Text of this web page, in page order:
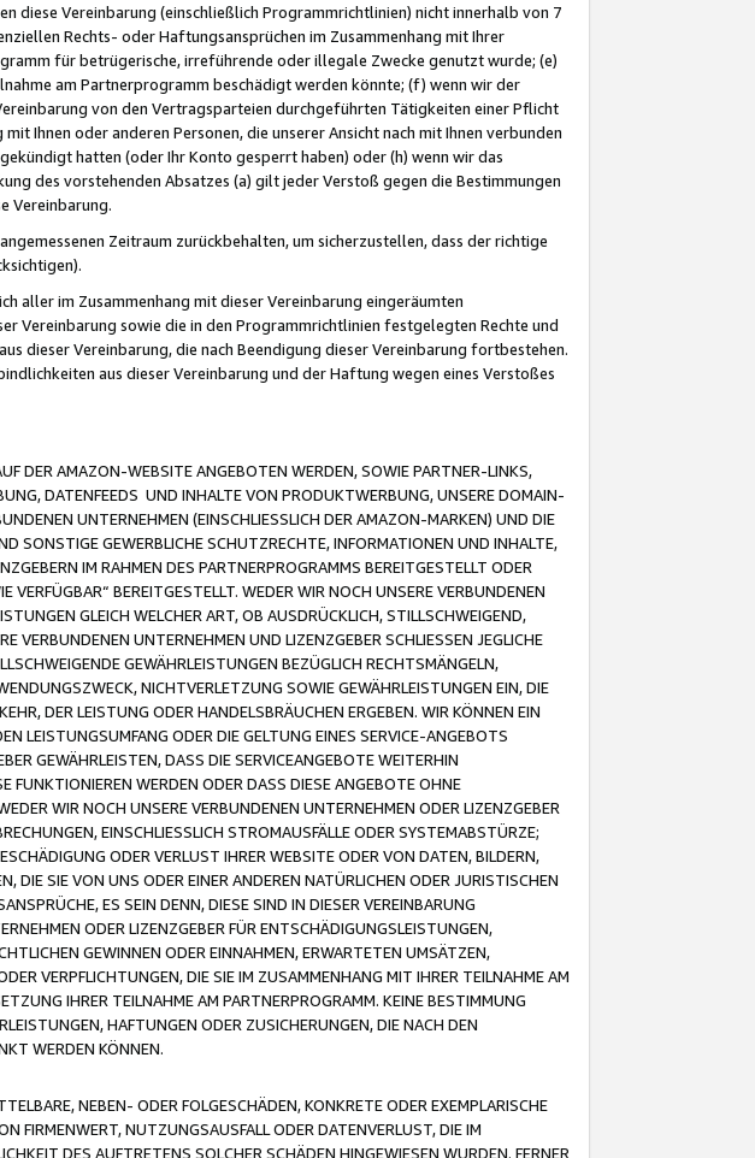
diese Vereinbarung (einschließlich Programmrichtlinien) nicht innerhalb von 7
Rechts- oder Haftungsansprüchen im Zusammenhang mit Ihrer
für betrügerische, irreführende oder illegale Zwecke genutzt wurde; (e)
am Partnerprogramm beschädigt werden könnte; (f) wenn wir der
von den Vertragsparteien durchgeführten Tätigkeiten einer Pflicht
Ihnen oder anderen Personen, die unserer Ansicht nach mit Ihnen verbunden
hatten (oder Ihr Konto gesperrt haben) oder (h) wenn wir das
des vorstehenden Absatzes (a) gilt jeder Verstoß gegen die Bestimmungen
Vereinbarung.
Zeitraum zurückbehalten, um sicherzustellen, dass der richtige
aller im Zusammenhang mit dieser Vereinbarung eingeräumten
Vereinbarung sowie die in den Programmrichtlinien festgelegten Rechte und
dieser Vereinbarung, die nach Beendigung dieser Vereinbarung fortbestehen.
aus dieser Vereinbarung und der Haftung wegen eines Verstoßes
DER AMAZON-WEBSITE ANGEBOTEN WERDEN, SOWIE PARTNER-LINKS,
DATENFEEDS UND INHALTE VON PRODUKTWERBUNG, UNSERE DOMAIN-
UNTERNEHMEN (EINSCHLIESSLICH DER AMAZON-MARKEN) UND DIE
SONSTIGE GEWERBLICHE SCHUTZRECHTE, INFORMATIONEN UND INHALTE,
IM RAHMEN DES PARTNERPROGRAMMS BEREITGESTELLT ODER
VERFÜGBAR“ BEREITGESTELLT. WEDER WIR NOCH UNSERE VERBUNDENEN
GLEICH WELCHER ART, OB AUSDRÜCKLICH, STILLSCHWEIGEND,
VERBUNDENEN UNTERNEHMEN UND LIZENZGEBER SCHLIESSEN JEGLICHE
GEWÄHRLEISTUNGEN BEZÜGLICH RECHTSMÄNGELN,
NICHTVERLETZUNG SOWIE GEWÄHRLEISTUNGEN EIN, DIE
DER LEISTUNG ODER HANDELSBRÄUCHEN ERGEBEN. WIR KÖNNEN EIN
LEISTUNGSUMFANG ODER DIE GELTUNG EINES SERVICE-ANGEBOTS
GEWÄHRLEISTEN, DASS DIE SERVICEANGEBOTE WEITERHIN
FUNKTIONIEREN WERDEN ODER DASS DIESE ANGEBOTE OHNE
WIR NOCH UNSERE VERBUNDENEN UNTERNEHMEN ODER LIZENZGEBER
EINSCHLIESSLICH STROMAUSFÄLLE ODER SYSTEMABSTÜRZE;
ODER VERLUST IHRER WEBSITE ODER VON DATEN, BILDERN,
SIE VON UNS ODER EINER ANDEREN NATÜRLICHEN ODER JURISTISCHEN
ES SEIN DENN, DIESE SIND IN DIESER VEREINBARUNG
ODER LIZENZGEBER FÜR ENTSCHÄDIGUNGSLEISTUNGEN,
GEWINNEN ODER EINNAHMEN, ERWARTETEN UMSÄTZEN,
VERPFLICHTUNGEN, DIE SIE IM ZUSAMMENHANG MIT IHRER TEILNAHME AM
IHRER TEILNAHME AM PARTNERPROGRAMM. KEINE BESTIMMUNG
HAFTUNGEN ODER ZUSICHERUNGEN, DIE NACH DEN
WERDEN KÖNNEN.
NEBEN- ODER FOLGESCHÄDEN, KONKRETE ODER EXEMPLARISCHE
FIRMENWERT, NUTZUNGSAUSFALL ODER DATENVERLUST, DIE IM
DES AUFTRETENS SOLCHER SCHÄDEN HINGEWIESEN WURDEN. FERNER